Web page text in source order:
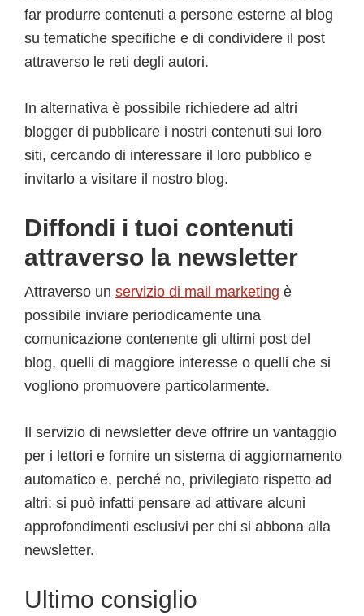
far produrre contenuti a persone esterne al blog
su tematiche specifiche e di condividere il post
attraverso le reti degli autori.
In alternativa è possibile richiedere ad altri
blogger di pubblicare i nostri contenuti sui loro
siti, cercando di interessare il loro pubblico e
invitarlo a visitare il nostro blog.
Diffondi i tuoi contenuti
attraverso la newsletter
Attraverso un servizio di mail marketing è
possibile inviare periodicamente una
comunicazione contenente gli ultimi post del
blog, quelli di maggiore interesse o quelli che si
vogliono promuovere particolarmente.
Il servizio di newsletter deve offrire un vantaggio
per i lettori e fornire un sistema di aggiornamento
automatico e, perché no, privilegiato rispetto ad
altri: si può infatti pensare ad attivare alcuni
approfondimenti esclusivi per chi si abbona alla
newsletter.
Ultimo consiglio